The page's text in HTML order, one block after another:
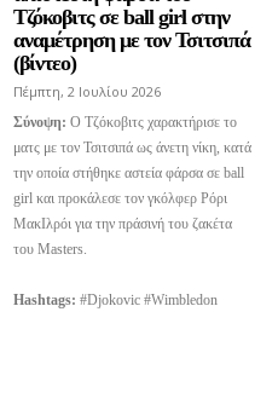
Τζόκοβιτς σε ball girl στην
αναμέτρηση με τον Τσιτσιπά
(βίντεο)
Πέμπτη, 2 Ιουλίου 2026
Σύνοψη: Ο Τζόκοβιτς χαρακτήρισε το
ματς με τον Τσιτσιπά ως άνετη νίκη, κατά
την οποία στήθηκε αστεία φάρσα σε ball
girl και προκάλεσε τον γκόλφερ Ρόρι
ΜακΙλρόι για την πράσινή του ζακέτα
του Masters.
Hashtags: #Djokovic #Wimbledon